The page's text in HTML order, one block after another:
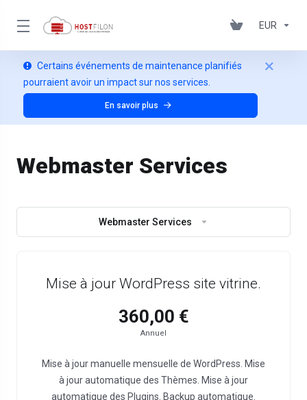
EUR
Certains événements de maintenance planifiés
pourraient avoir un impact sur nos services.
En savoir plus
Webmaster Services
Webmaster Services
Mise à jour WordPress site vitrine.
360,00 €
Annuel
Mise à jour manuelle mensuelle de WordPress. Mise
à jour automatique des Thèmes. Mise à jour
automatique des Plugins. Backup automatique.